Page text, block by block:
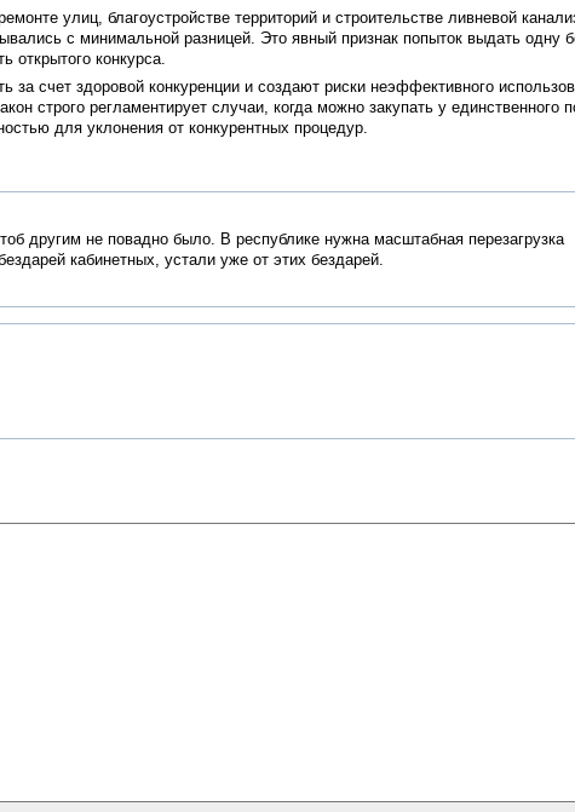
улиц, благоустройстве территорий и строительстве ливневой
с минимальной разницей. Это явный признак попыток выдать одну
открытого конкурса.
счет здоровой конкуренции и создают риски неэффективного
строго регламентирует случаи, когда можно закупать у единственного
для уклонения от конкурентных процедур.
другим не повадно было. В республике нужна масштабная перезагрузка
кабинетных, устали уже от этих бездарей.